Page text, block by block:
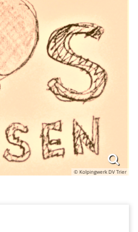
© Kolpingwerk DV Trier